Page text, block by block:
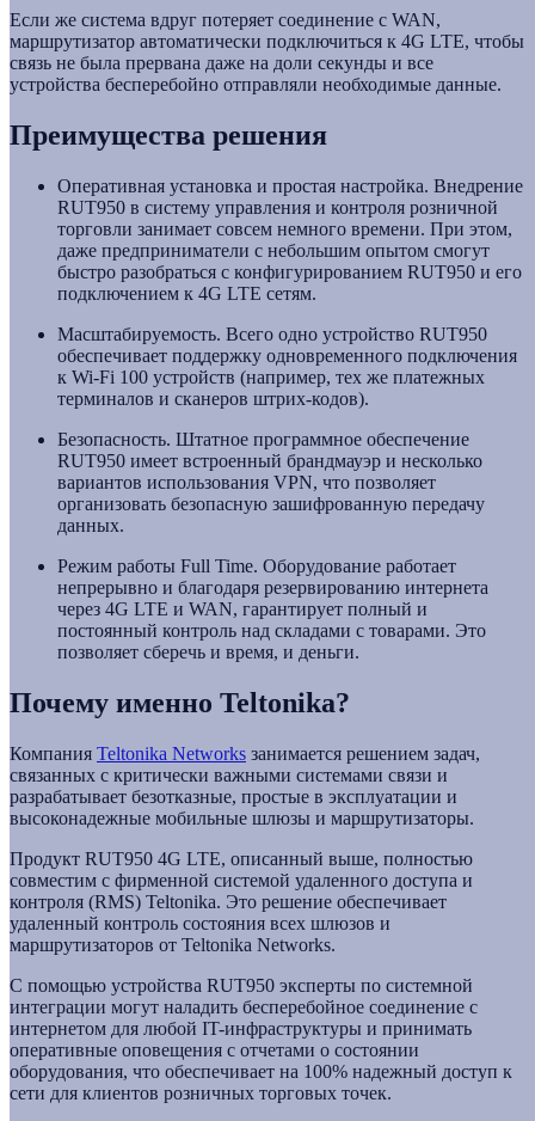
Если же система вдруг потеряет соединение с WAN,
маршрутизатор автоматически подключиться к 4G LTE, чтобы
связь не была прервана даже на доли секунды и все
устройства бесперебойно отправляли необходимые данные.
Преимущества решения
Оперативная установка и простая настройка. Внедрение
RUT950 в систему управления и контроля розничной
торговли занимает совсем немного времени. При этом,
даже предприниматели с небольшим опытом смогут
быстро разобраться с конфигурированием RUT950 и его
подключением к 4G LTE сетям.
Масштабируемость. Всего одно устройство RUT950
обеспечивает поддержку одновременного подключения
к Wi-Fi 100 устройств (например, тех же платежных
терминалов и сканеров штрих-кодов).
Безопасность. Штатное программное обеспечение
RUT950 имеет встроенный брандмауэр и несколько
вариантов использования VPN, что позволяет
организовать безопасную зашифрованную передачу
данных.
Режим работы Full Time. Оборудование работает
непрерывно и благодаря резервированию интернета
через 4G LTE и WAN, гарантирует полный и
постоянный контроль над складами с товарами. Это
позволяет сберечь и время, и деньги.
Почему именно Teltonika?
Компания Teltonika Networks занимается решением задач,
связанных с критически важными системами связи и
разрабатывает безотказные, простые в эксплуатации и
высоконадежные мобильные шлюзы и маршрутизаторы.
Продукт RUT950 4G LTE, описанный выше, полностью
совместим с фирменной системой удаленного доступа и
контроля (RMS) Teltonika. Это решение обеспечивает
удаленный контроль состояния всех шлюзов и
маршрутизаторов от Teltonika Networks.
С помощью устройства RUT950 эксперты по системной
интеграции могут наладить бесперебойное соединение с
интернетом для любой IT-инфраструктуры и принимать
оперативные оповещения с отчетами о состоянии
оборудования, что обеспечивает на 100% надежный доступ к
сети для клиентов розничных торговых точек.